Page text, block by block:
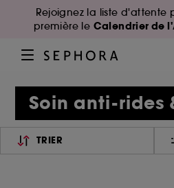
Rejoignez la liste d'attente
première le Calendrier de
Soin anti-rides
TRIER